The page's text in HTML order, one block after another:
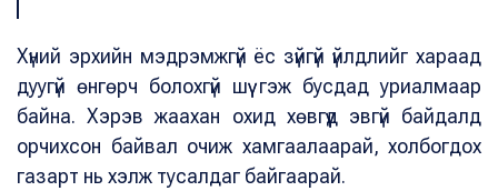
Хүний эрхийн мэдрэмжгүй ёс зүйгүй үйлдлийг хараад
дуугүй өнгөрч болохгүй шүү гэж бусдад уриалмаар
байна. Хэрэв жаахан охид хөвгүүд эвгүй байдалд
орчихсон байвал очиж хамгаалаарай, холбогдох
газарт нь хэлж тусалдаг байгаарай.